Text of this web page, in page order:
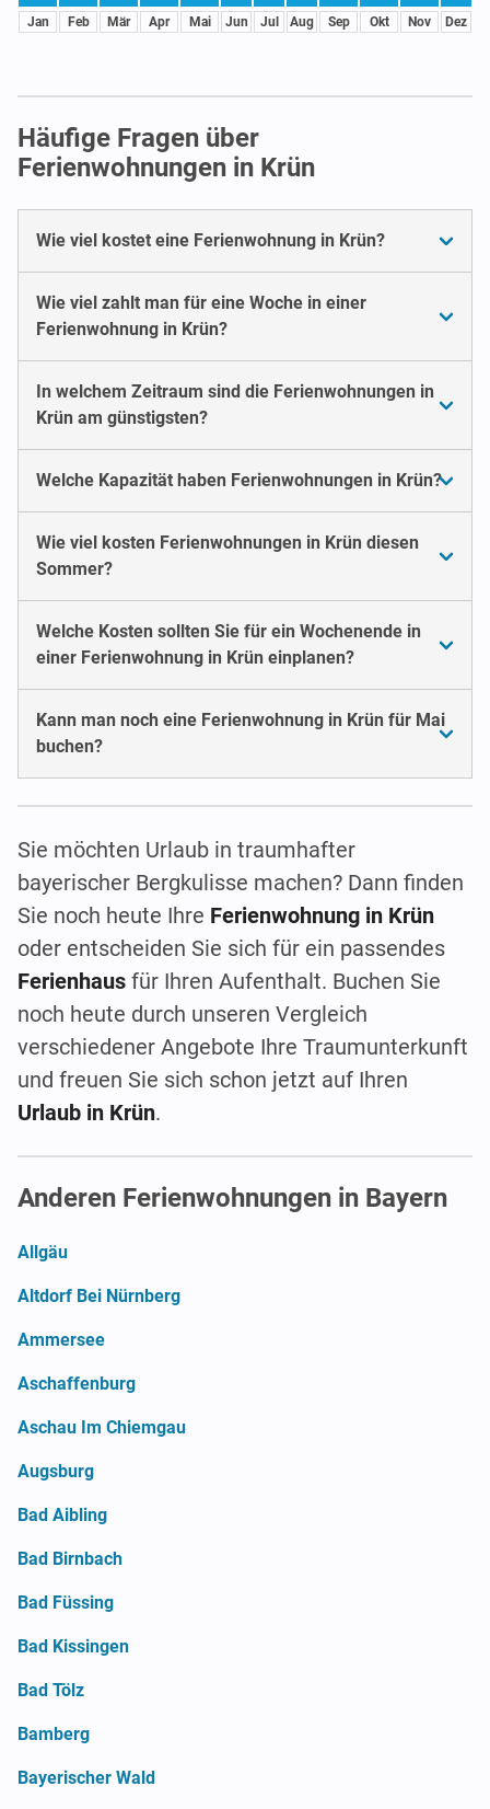
Jan Feb Mär Apr Mai Jun Jul Aug Sep Okt Nov Dez
Häufige Fragen über
Ferienwohnungen in Krün
Wie viel kostet eine Ferienwohnung in Krün?
Wie viel zahlt man für eine Woche in einer
Ferienwohnung in Krün?
In welchem Zeitraum sind die Ferienwohnungen in
Krün am günstigsten?
Welche Kapazität haben Ferienwohnungen in Krün?
Wie viel kosten Ferienwohnungen in Krün diesen
Sommer?
Welche Kosten sollten Sie für ein Wochenende in
einer Ferienwohnung in Krün einplanen?
Kann man noch eine Ferienwohnung in Krün für Mai
buchen?
Sie möchten Urlaub in traumhafter
bayerischer Bergkulisse machen? Dann finden
Sie noch heute Ihre Ferienwohnung in Krün
oder entscheiden Sie sich für ein passendes
Ferienhaus für Ihren Aufenthalt. Buchen Sie
noch heute durch unseren Vergleich
verschiedener Angebote Ihre Traumunterkunft
und freuen Sie sich schon jetzt auf Ihren
Urlaub in Krün.
Anderen Ferienwohnungen in Bayern
Allgäu
Altdorf Bei Nürnberg
Ammersee
Aschaffenburg
Aschau Im Chiemgau
Augsburg
Bad Aibling
Bad Birnbach
Bad Füssing
Bad Kissingen
Bad Tölz
Bamberg
Bayerischer Wald